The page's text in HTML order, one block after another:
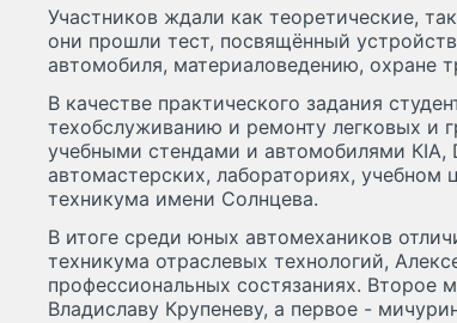
Участников ждали как теоретические,
они прошли тест, посвящённый
автомобиля, материаловедению, охране
В качестве практического задания
техобслуживанию и ремонту легковых и
учебными стендами и автомобилями КIA,
автомастерских, лабораториях, учебном
техникума имени Солнцева.
В итоге среди юных автомехаников
техникума отраслевых технологий,
профессиональных состязаниях. Второе
Владиславу Крупеневу, а первое -